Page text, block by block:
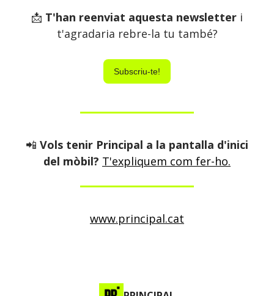
📩 T'han reenviat aquesta newsletter i
t'agradaria rebre-la tu també?
Subscriu-te!
📲 Vols tenir Principal a la pantalla d'inici
del mòbil? T'expliquem com fer-ho.
www.principal.cat